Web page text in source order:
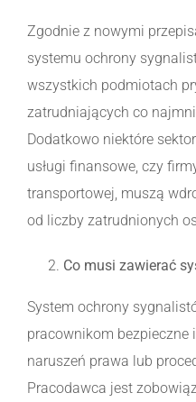
Zgodnie z nowymi
systemu ochrony
wszystkich podmiotach
zatrudniających co
Dodatkowo niektóre
usługi finansowe, czy
transportowej, muszą
od liczby zatrudnionych
Co musi zawierać
System ochrony
pracownikom bezpieczne
naruszeń prawa lub
Pracodawca jest